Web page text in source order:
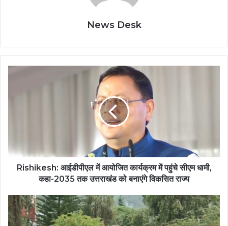
News Desk
धामी,
कहा-2035
को
बनाएंगे
विकसित
Rishikesh: आईडीपीएल में आयोजित कार्यक्रम में पहुंचे सीएम धामी,
कहा-2035 तक उत्तराखंड को बनाएंगे विकसित राज्य
मुख्यमंत्री
पुष्कर
सिंह